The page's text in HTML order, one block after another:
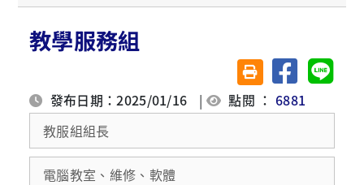
教學服務組
友善列印(另開視窗)
分享至臉書分享
發布日期：2025/01/16 | 點閱 ：6881
教服組組長
電腦教室、維修、軟體